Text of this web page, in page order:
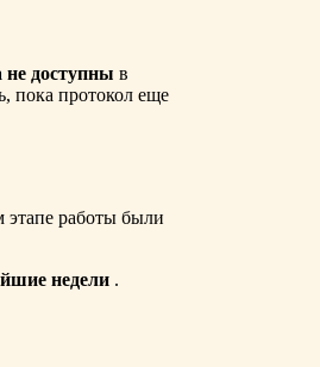
доступны в
пока протокол еще
этапе работы были
недели .